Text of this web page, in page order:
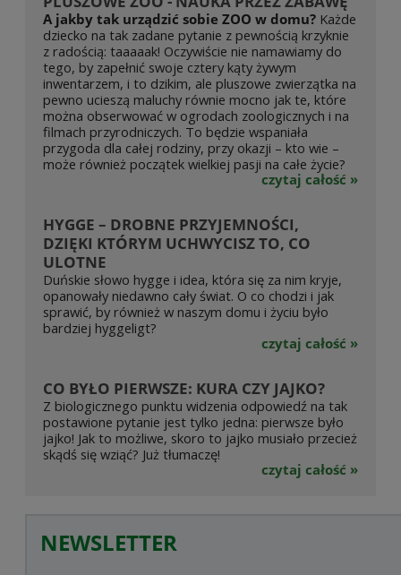
A jakby tak urządzić sobie ZOO w domu? Każde
dziecko na tak zadane pytanie z pewnością krzyknie
z radością: taaaaak! Oczywiście nie namawiamy do
tego, by zapełnić swoje cztery kąty żywym
inwentarzem, i to dzikim, ale pluszowe zwierzątka na
pewno ucieszą maluchy równie mocno jak te, które
można obserwować w ogrodach zoologicznych i na
filmach przyrodniczych. To będzie wspaniała
przygoda dla całej rodziny, przy okazji – kto wie –
może również początek wielkiej pasji na całe życie?
czytaj całość »
HYGGE – DROBNE PRZYJEMNOŚCI,
DZIĘKI KTÓRYM UCHWYCISZ TO, CO
ULOTNE
Duńskie słowo hygge i idea, która się za nim kryje,
opanowały niedawno cały świat. O co chodzi i jak
sprawić, by również w naszym domu i życiu było
bardziej hyggeligt?
czytaj całość »
CO BYŁO PIERWSZE: KURA CZY JAJKO?
Z biologicznego punktu widzenia odpowiedź na tak
postawione pytanie jest tylko jedna: pierwsze było
jajko! Jak to możliwe, skoro to jajko musiało przecież
skądś się wziąć? Już tłumaczę!
czytaj całość »
NEWSLETTER